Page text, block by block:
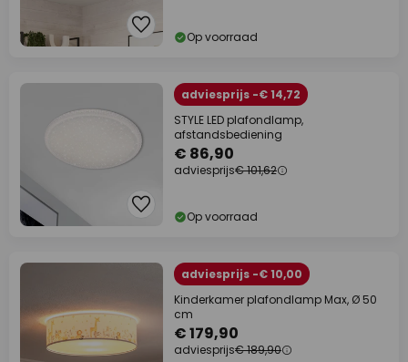
Op voorraad
adviesprijs -€ 14,72
STYLE LED plafondlamp,
afstandsbediening
€ 86,90
adviesprijs€ 101,62
Op voorraad
adviesprijs -€ 10,00
Kinderkamer plafondlamp Max, Ø 50
cm
€ 179,90
adviesprijs€ 189,90